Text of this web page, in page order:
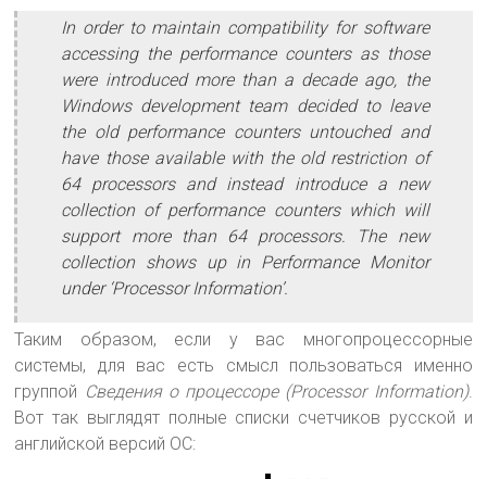
In order to maintain compatibility for software
accessing the performance counters as those
were introduced more than a decade ago, the
Windows development team decided to leave
the old performance counters untouched and
have those available with the old restriction of
64 processors and instead introduce a new
collection of performance counters which will
support more than 64 processors. The new
collection shows up in Performance Monitor
under ‘Processor Information’.
Таким образом, если у вас многопроцессорные
системы, для вас есть смысл пользоваться именно
группой Сведения о процессоре (Processor Information).
Вот так выглядят полные списки счетчиков русской и
английской версий ОС: